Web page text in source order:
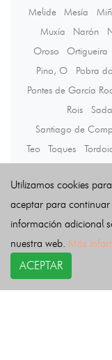
Melide
Mesía
Muxía
Narón
Oroso
Ortigueira
Pino, O
Pobra
Pontes de García
Rois
Sada
Santiago de
Teo
Toques
Utilizamos cookies
aceptar para
información adicional
nuestra web. Más
ACEPTAR